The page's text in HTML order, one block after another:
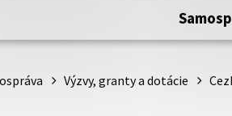
Výzvy, granty a dotácie